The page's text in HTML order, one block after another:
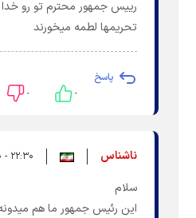
رییس جمهور محترم تو رو
تحریمها لطمه میخورند
پاسخ
۰ ۰
ناشناس ۲۲:۳۰ - ۱۳۸۹/۰۳/۲۰
سلام
این رئیس جمهور ما هم